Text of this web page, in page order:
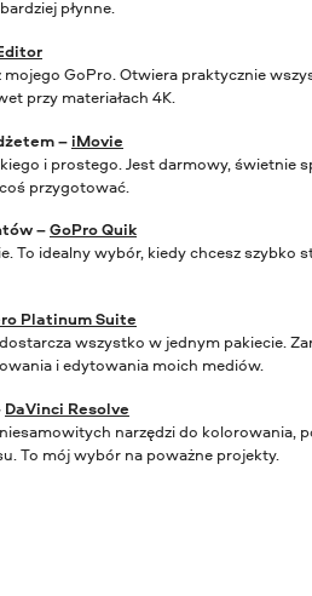
płynne.
GoPro. Otwiera praktycznie
przy materiałach 4K.
–iMovie
i prostego. Jest darmowy, świetnie
przygotować.
–GoPro Quik
To idealny wybór, kiedy chcesz szybko
Platinum Suite
wszystko w jednym pakiecie.
i edytowania moich mediów.
DaVinci Resolve
narzędzi do kolorowania,
To mój wybór na poważne projekty.